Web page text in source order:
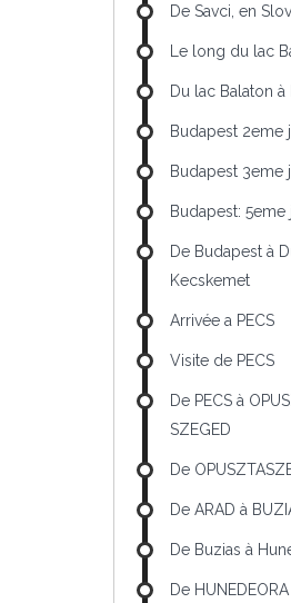
De Savci, en
Le long du lac
Du lac Balaton
Budapest 2eme
Budapest 3eme
Budapest:
De Budapest à
Kecskemet
Arrivée a PECS
Visite de PECS
De PECS à
SZEGED
De
De ARAD à
De Buzias à
De